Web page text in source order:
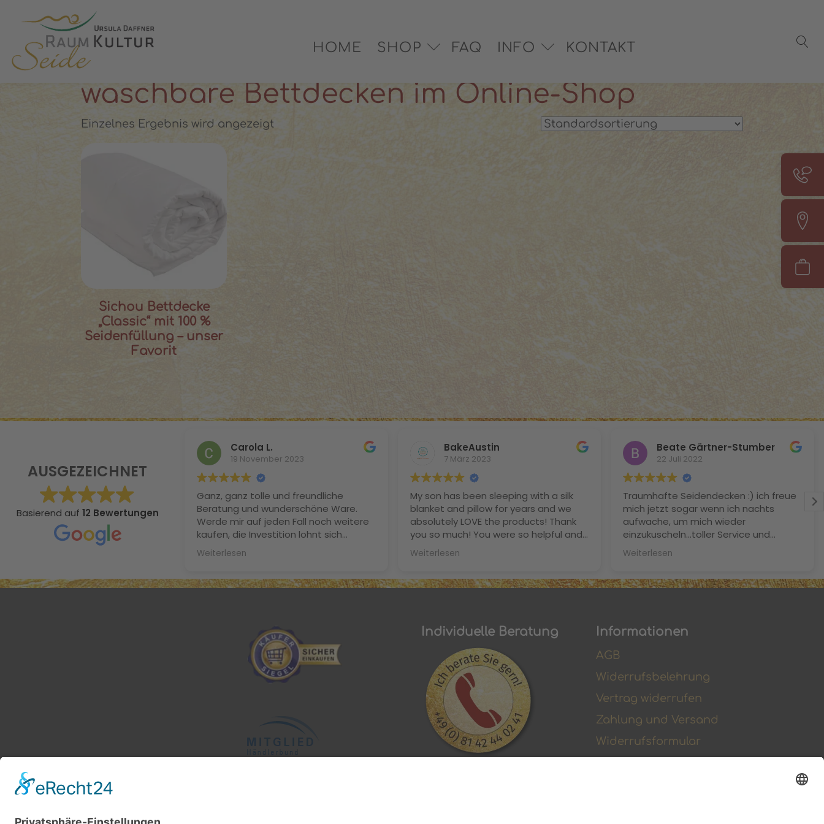
HOME SHOP FAQ INFO KONTAKT
✓ 100 % Maulbeerseide
STARTSEITE
waschbare Bettdecken im Online-Shop
Einzelnes Ergebnis wird angezeigt
Sichou Bettdecke
„Classic“ mit 100 %
Seidenfüllung – unser
Favorit
AUSGEZEICHNET
Basierend auf 12 Bewertungen
Carola L.
19 November 2023
Ganz, ganz tolle und freundliche
Beratung und wunderschöne Ware.
Werde mir auf jeden Fall noch weitere
kaufen, die Investition lohnt sich
definitiv. Ich habe noch nie so gut
geschlafen, schwitze nicht mehr und
Maulbeerseide nicht mehr trocken und
Weiterlesen
BakeAustin
7 März 2023
My son has been sleeping with a silk
blanket and pillow for years and we
absolutely LOVE the products! Thank
you so much! You were so helpful and
your advice invaluable and I can't wait
to get some for myself. Greetings
Weiterlesen
Beate Gärtner-Stumber
22 Juli 2022
Traumhafte Seidendecken :) ich freue
mich jetzt sogar wenn ich nachts
aufwache, um mich wieder
einzukuscheln…toller Service und
wunderbare Qualität
Weiterlesen
Individuelle Beratung Informationen
AGB
Widerrufsbelehrung
Vertrag widerrufen
Zahlung und Versand
Widerrufsformular